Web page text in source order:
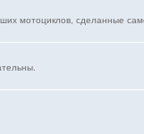
мотоциклов, сделанные